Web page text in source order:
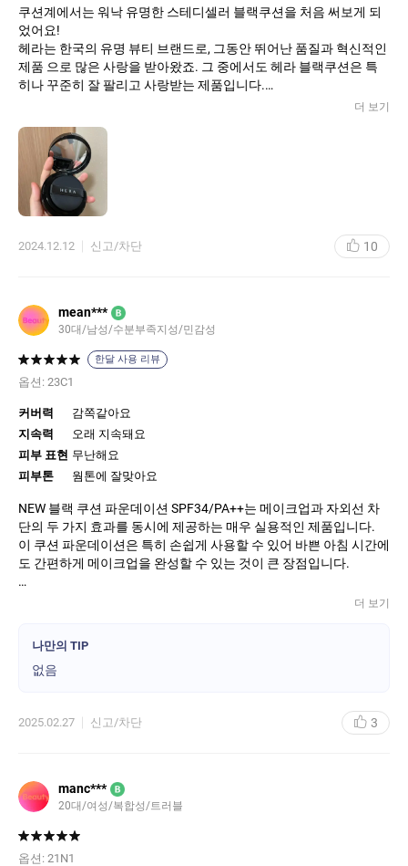
쿠션계에서는 워낙 유명한 스테디셀러 블랙쿠션을 처음 써보게 되
었어요!
헤라는 한국의 유명 뷰티 브랜드로, 그동안 뛰어난 품질과 혁신적인
제품 으로 많은 사랑을 받아왔죠. 그 중에서도 헤라 블랙쿠션은 특
히나 꾸준히 잘 팔리고 사랑받는 제품입니다.
헤라 블랙쿠션 피부 톤에 완벽하게 어우러지는 자연스러운 색상 으
보통 21호보다는 아주 살짝 어두운 듯한데 오히려 그래서 피부화장
을 한 듯 안한듯 굉장히 자연스럽게 마무리되어요! 목 얼굴 둥둥 뜨
는 느낌 1도 없습니다.
또, 매트한 효과를 주면서도 피부에 매끄럽게 밀착되어, 하루 종일
중요한 점은, 매트한 텍스처임에도 불구하고 피부가 건조하거나 들
신기하게 그런 느낌이 없이 밀착됩니다. 유명한 덴 이유가 있구나
싶더라 구요.
쿠션으로 균일하게 바르는 게 어려운데 양조절만 잘 하면 커버력
+지속력 을 함께 가져갈 수 있어서 좋았어요.
헤라 블랙쿠션의 또 다른 장점은 고급스러운 패키징입니다.
어, 휴 대와 보관이 용이합니다.
자석의 힘이 강해 케이스가 쉽게 열리지 않고, 안에 담긴 퍼프는 단
단하면 서도 부드럽게 피부에 닿아 메이크업을 고르게 발릴 수 있도
록 돕습니다.
원래 쿠션을 써도 내장되어 있는 퍼프 잘 안 쓰고 별도로 사서 쓰는
데 이 제품은 퍼프의 품질도 좋아서 그대로 쓰고 있어요.
더 보기
2024.12.12 신고/차단 10
mean*** B
30대/남성/수분부족지성/민감성
한달 사용 리뷰
옵션: 23C1
커버력
감쪽같아요
지속력
오래 지속돼요
피부 표현 무난해요
피부톤
웜톤에 잘맞아요
NEW 블랙 쿠션 파운데이션 SPF34/PA++는 메이크업과 자외선 차
단의 두 가지 효과를 동시에 제공하는 매우 실용적인 제품입니다.
이 쿠션 파운데이션은 특히 손쉽게 사용할 수 있어 바쁜 아침 시간에
도 간편하게 메이크업을 완성할 수 있는 것이 큰 장점입니다.
첫 사용 시 느껴지는 부드러운 발림성 덕분에 피부에 균일하게 퍼지
하게 커버해 줍니다. 또한, 중간 커버력부터 높은 커버력까지 조절
하기 쉽도록 설계되어 있어, 상황에 따라 원하는 만큼의 커버력을 얻
이 제품은 SPF34/PA++의 자외선 차단지수를 가지고 있어 일상적
에 들었습니다. 특히, 오랜 시간 동안 무너짐 없이 유지되는 밀착력
과 지속력이 훌륭하여, 하루 종일 수정 없이 사용할 수 있었습니다.
또한, 피부 타입에 상관없이 매트한 마무리감을 선호하는 분들께도
적합하며, 기름기 없이 깨끗한 피부상태를 오래 유지할 수 있습니
더 보기
나만의 TIP
없음
2025.02.27 신고/차단 3
manc*** B
20대/여성/복합성/트러블
옵션: 21N1